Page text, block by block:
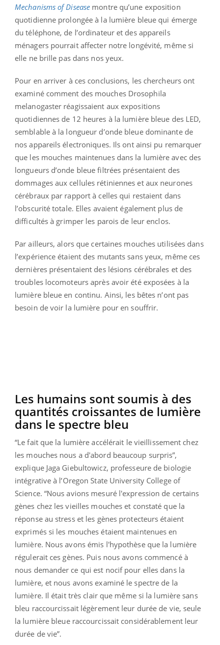
Mechanisms of Disease montre qu’une exposition
quotidienne prolongée à la lumière bleue qui émerge
du téléphone, de l’ordinateur et des appareils
ménagers pourrait affecter notre longévité, même si
elle ne brille pas dans nos yeux.
Pour en arriver à ces conclusions, les chercheurs ont
examiné comment des mouches Drosophila
melanogaster réagissaient aux expositions
quotidiennes de 12 heures à la lumière bleue des LED,
semblable à la longueur d’onde bleue dominante de
nos appareils électroniques. Ils ont ainsi pu remarquer
que les mouches maintenues dans la lumière avec des
longueurs d’onde bleue filtrées présentaient des
dommages aux cellules rétiniennes et aux neurones
cérébraux par rapport à celles qui restaient dans
l’obscurité totale. Elles avaient également plus de
difficultés à grimper les parois de leur enclos.
Par ailleurs, alors que certaines mouches utilisées dans
l’expérience étaient des mutants sans yeux, même ces
dernières présentaient des lésions cérébrales et des
troubles locomoteurs après avoir été exposées à la
lumière bleue en continu. Ainsi, les bêtes n’ont pas
besoin de voir la lumière pour en souffrir.
Les humains sont soumis à des
quantités croissantes de lumière
dans le spectre bleu
“Le fait que la lumière accélérait le vieillissement chez
les mouches nous a d'abord beaucoup surpris”,
explique Jaga Giebultowicz, professeure de biologie
intégrative à l’Oregon State University College of
Science. “Nous avions mesuré l'expression de certains
gènes chez les vieilles mouches et constaté que la
réponse au stress et les gènes protecteurs étaient
exprimés si les mouches étaient maintenues en
lumière. Nous avons émis l'hypothèse que la lumière
régulerait ces gènes. Puis nous avons commencé à
nous demander ce qui est nocif pour elles dans la
lumière, et nous avons examiné le spectre de la
lumière. Il était très clair que même si la lumière sans
bleu raccourcissait légèrement leur durée de vie, seule
la lumière bleue raccourcissait considérablement leur
durée de vie”.